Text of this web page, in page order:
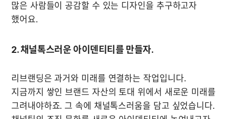
많은 사람들이 공감할 수 있는 디자인을 추구하고자
했어요.
2. 채널톡스러운 아이덴티티를 만들자.
리브랜딩은 과거와 미래를 연결하는 작업입니다.
지금까지 쌓인 브랜드 자산의 토대 위에서 새로운 미래를
그려내야하죠. 그 속에 채널톡스러움을 담고 싶었습니다.